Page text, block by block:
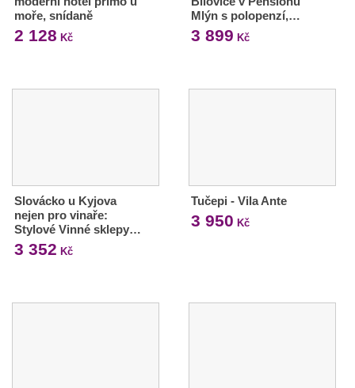
moře, snídaně
2 128 Kč
Mlýn s polopenzí,…
3 899 Kč
Slovácko u Kyjova
nejen pro vinaře:
Stylové Vinné sklepy…
3 352 Kč
Tučepi - Vila Ante
3 950 Kč